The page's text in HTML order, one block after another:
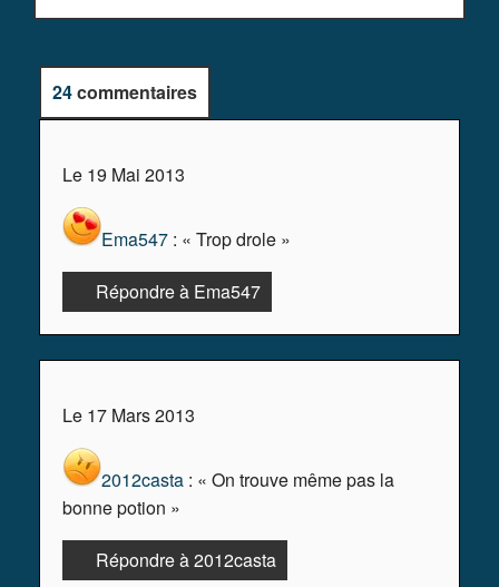
24commentaires
Le 19 Mai 2013
Ema547 : « Trop drole »
Répondre à Ema547
Le 17 Mars 2013
2012casta : « On trouve même pas la
bonne potion »
Répondre à 2012casta